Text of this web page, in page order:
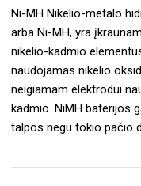
Ni-MH Nikelio-metalo
arba Ni-MH, yra
nikelio-kadmio
naudojamas nikelio
neigiamam elektrodui
kadmio. NiMH baterijos
talpos negu tokio pačio